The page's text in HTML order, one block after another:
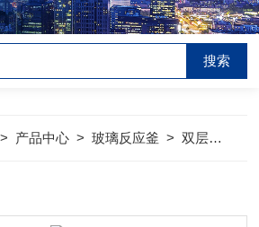
> 产品中心 >玻璃反应釜 >双层玻璃反应釜